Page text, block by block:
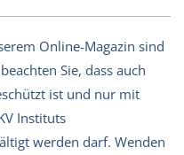
Online-Magazin sind
Sie, dass auch
ist und nur mit
Instituts
werden darf. Wenden